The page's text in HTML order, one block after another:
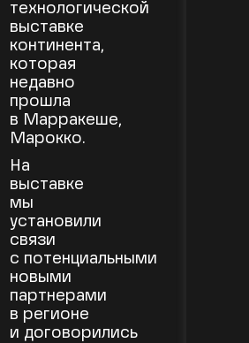
технологической
выставке
континента,
которая
недавно
прошла
в Марракеше,
Марокко.
На
выставке
мы
установили
связи
с потенциальными
новыми
партнерами
в регионе
и договорились